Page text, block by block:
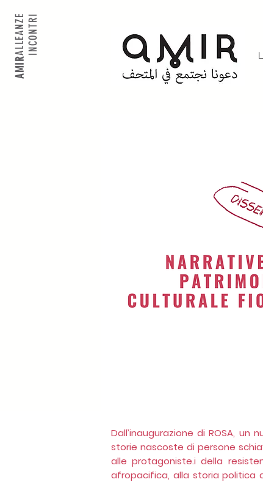
AMIR
ALLEANZEINCONTRI
Dall’inaugurazione di ROSA,
storie nascoste di persone
alle protagoniste.i della
afropacifica, alla storia politica